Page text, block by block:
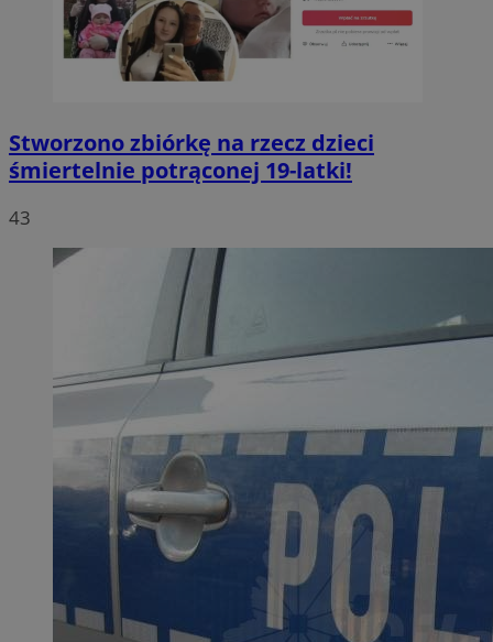
Stworzono zbiórkę na rzecz dzieci
śmiertelnie potrąconej 19-latki!
43